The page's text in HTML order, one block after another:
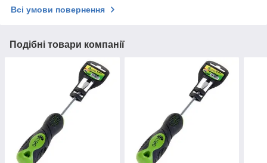
Всі умови повернення
Подібні товари компанії